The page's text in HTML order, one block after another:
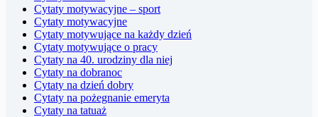
Cytaty motywacyjne – sport
Cytaty motywacyjne
Cytaty motywujące na każdy dzień
Cytaty motywujące o pracy
Cytaty na 40. urodziny dla niej
Cytaty na dobranoc
Cytaty na dzień dobry
Cytaty na pożegnanie emeryta
Cytaty na tatuaż